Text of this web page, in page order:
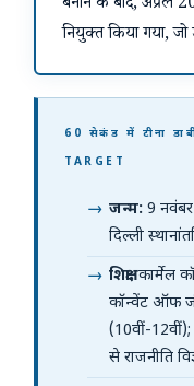
बनाने के बाद, अप्रैल
नियुक्त किया गया, जो
60 सेकंड में टीना
TARGET
जन्म: 9 नवंबर
दिल्ली
शिक्षा:कार्मेल
कॉन्वेंट ऑफ
(10वीं-12वीं);
से राजनीति